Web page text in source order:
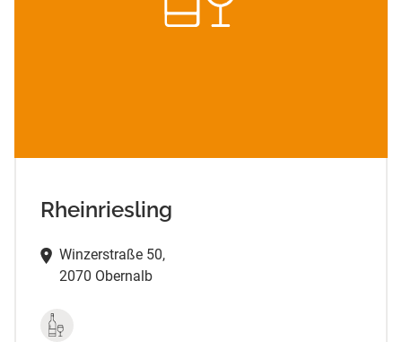
Rheinriesling
Winzerstraße 50,
2070 Obernalb